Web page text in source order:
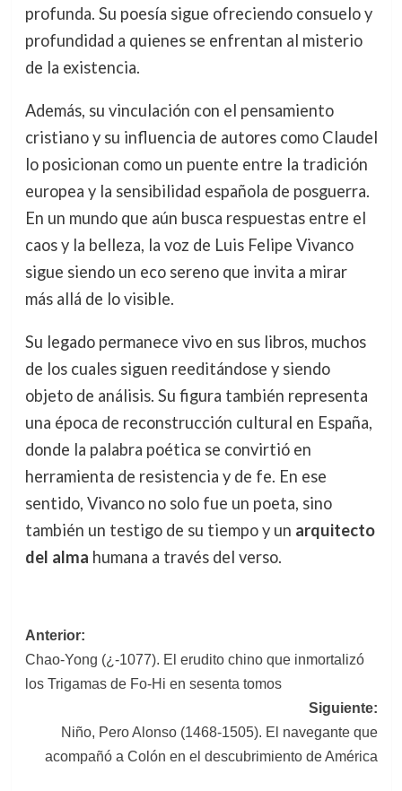
profunda. Su poesía sigue ofreciendo consuelo y
profundidad a quienes se enfrentan al misterio
de la existencia.
Además, su vinculación con el pensamiento
cristiano y su influencia de autores como Claudel
lo posicionan como un puente entre la tradición
europea y la sensibilidad española de posguerra.
En un mundo que aún busca respuestas entre el
caos y la belleza, la voz de Luis Felipe Vivanco
sigue siendo un eco sereno que invita a mirar
más allá de lo visible.
Su legado permanece vivo en sus libros, muchos
de los cuales siguen reeditándose y siendo
objeto de análisis. Su figura también representa
una época de reconstrucción cultural en España,
donde la palabra poética se convirtió en
herramienta de resistencia y de fe. En ese
sentido, Vivanco no solo fue un poeta, sino
también un testigo de su tiempo y un arquitecto
del alma humana a través del verso.
Navegación
de
entradas
Anterior:
Chao-Yong (¿-1077). El erudito chino que inmortalizó
los Trigamas de Fo-Hi en sesenta tomos
Siguiente:
Niño, Pero Alonso (1468-1505). El navegante que
acompañó a Colón en el descubrimiento de América